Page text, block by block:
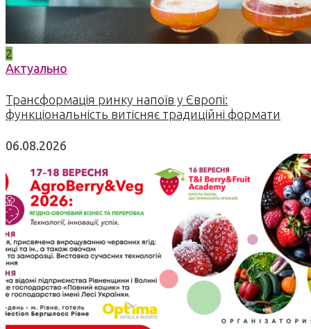
2
Актуально
Трансформація ринку напоїв у Європі:
функціональність витісняє традиційні формати
06.08.2026